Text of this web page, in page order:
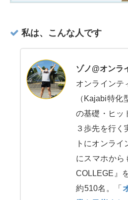
私は、こんな人です
ゾノ@オンラ
オンラインテ
（Kajabi特化
の基礎・ヒッ
３歩先を行く
トにオンラ
にスマホから
COLLEGE』
約510名。「